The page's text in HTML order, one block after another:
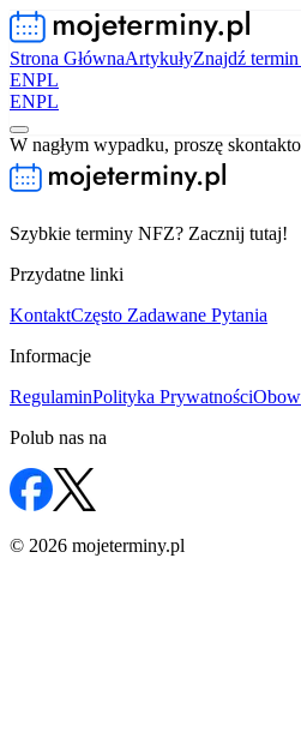
Strona GłównaArtykułyZnajdź
ENPL
ENPL
W nagłym wypadku, proszę
Szybkie terminy NFZ? Zacznij tutaj!
Przydatne linki
KontaktCzęsto Zadawane Pytania
Informacje
RegulaminPolityka Prywatności
Polub nas na
© 2026 mojeterminy.pl